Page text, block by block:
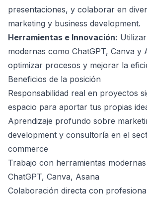
presentaciones, y colaborar en
marketing y business development.
Herramientas e Innovación:
modernas como ChatGPT, Canva y
optimizar procesos y mejorar la
Beneficios de la posición
Responsabilidad real en proyectos
espacio para aportar tus propias
Aprendizaje profundo sobre
development y consultoría en el
commerce
Trabajo con herramientas
ChatGPT, Canva, Asana
Colaboración directa con